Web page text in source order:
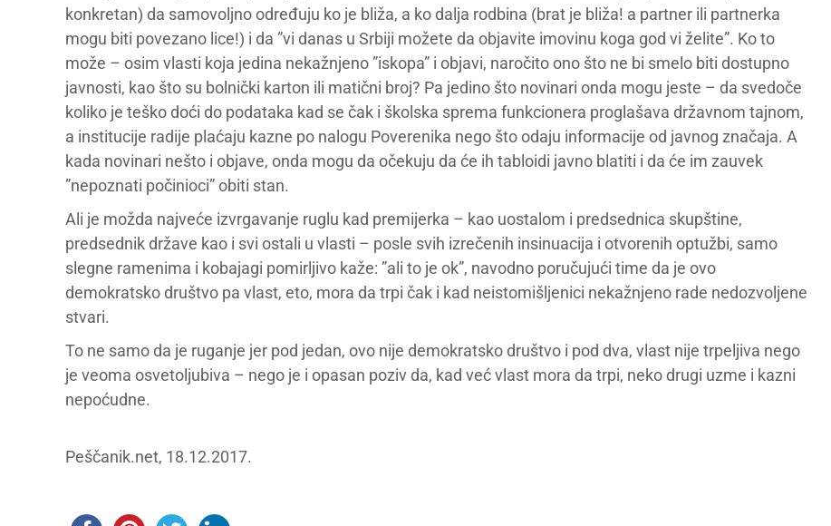
konkretan) da samovoljno određuju ko je bliža, a ko dalja rodbina (brat je bliža! a partner ili partnerka
mogu biti povezano lice!) i da ”vi danas u Srbiji možete da objavite imovinu koga god vi želite”. Ko to
može – osim vlasti koja jedina nekažnjeno ”iskopa” i objavi, naročito ono što ne bi smelo biti dostupno
javnosti, kao što su bolnički karton ili matični broj? Pa jedino što novinari onda mogu jeste – da svedoče
koliko je teško doći do podataka kad se čak i školska sprema funkcionera proglašava državnom tajnom,
a institucije radije plaćaju kazne po nalogu Poverenika nego što odaju informacije od javnog značaja. A
kada novinari nešto i objave, onda mogu da očekuju da će ih tabloidi javno blatiti i da će im zauvek
”nepoznati počinioci” obiti stan.
Ali je možda najveće izvrgavanje ruglu kad premijerka – kao uostalom i predsednica skupštine,
predsednik države kao i svi ostali u vlasti – posle svih izrečenih insinuacija i otvorenih optužbi, samo
slegne ramenima i kobajagi pomirljivo kaže: ”ali to je ok”, navodno poručujući time da je ovo
demokratsko društvo pa vlast, eto, mora da trpi čak i kad neistomišljenici nekažnjeno rade nedozvoljene
stvari.
To ne samo da je ruganje jer pod jedan, ovo nije demokratsko društvo i pod dva, vlast nije trpeljiva nego
je veoma osvetoljubiva – nego je i opasan poziv da, kad već vlast mora da trpi, neko drugi uzme i kazni
nepoćudne.
Peščanik.net, 18.12.2017.